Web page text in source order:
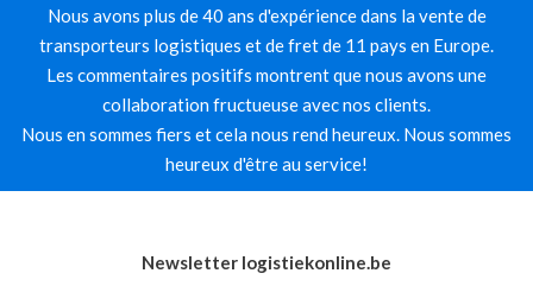
Nous avons plus de 40 ans d'expérience dans la vente de
transporteurs logistiques et de fret de 11 pays en Europe.
Les commentaires positifs montrent que nous avons une
collaboration fructueuse avec nos clients.
Nous en sommes fiers et cela nous rend heureux. Nous sommes
heureux d'être au service!
Newsletter logistiekonline.be